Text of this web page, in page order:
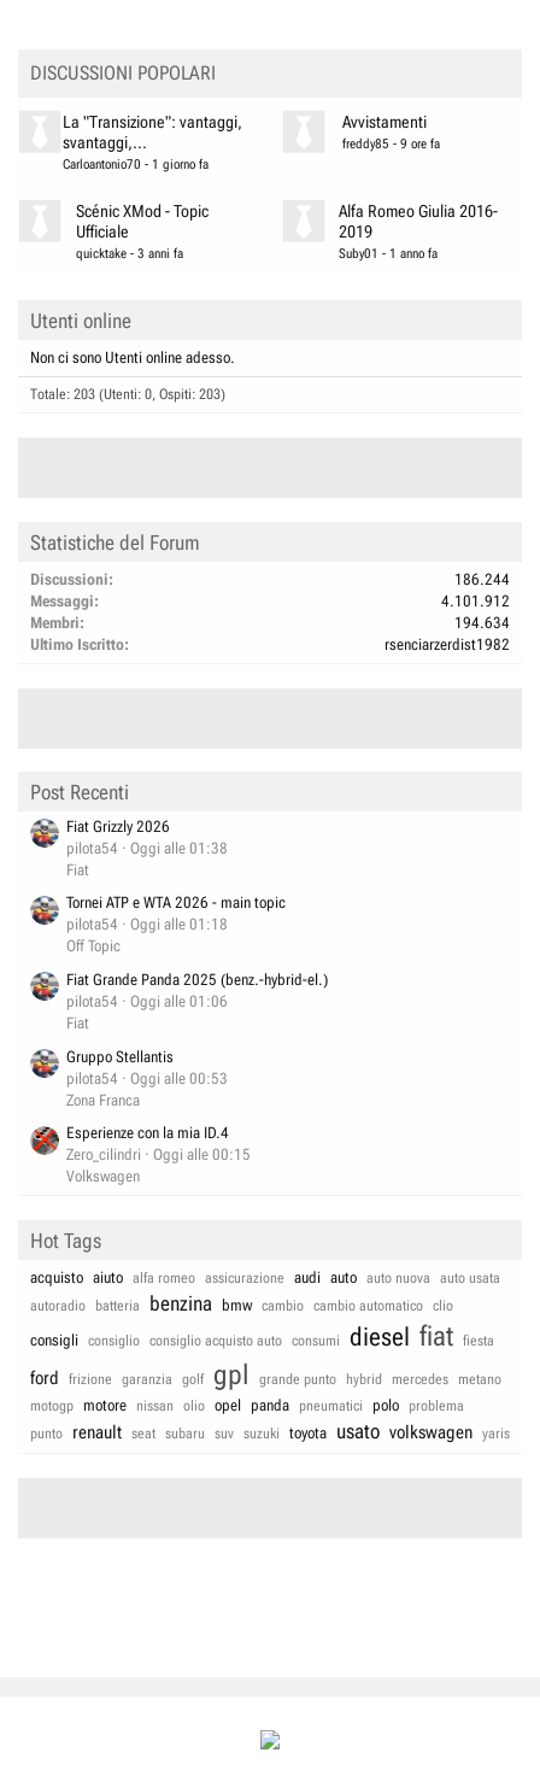
DISCUSSIONI POPOLARI
La "Transizione": vantaggi,
svantaggi,...
Carloantonio70 - 1 giorno fa
Avvistamenti
freddy85 - 9 ore fa
Scénic XMod - Topic
Ufficiale
quicktake -3 anni fa
Alfa Romeo Giulia 2016-
2019
Suby01 - 1 anno fa
Utenti online
Non ci sono Utenti online adesso.
Totale: 203 (Utenti: 0, Ospiti: 203)
Statistiche del Forum
Discussioni
186.244
Messaggi
4.101.912
Membri
194.634
Ultimo Iscritto
rsenciarzerdist1982
Post Recenti
Fiat Grizzly 2026
pilota54
Oggi alle 01:38
Fiat
Tornei ATP e WTA 2026 - main topic
pilota54
Oggi alle 01:18
Off Topic
Fiat Grande Panda 2025 (benz.-hybrid-el.)
pilota54
Oggi alle 01:06
Fiat
Gruppo Stellantis
pilota54
Oggi alle 00:53
Zona Franca
Esperienze con la mia ID.4
Zero_cilindri
Oggi alle 00:15
Volkswagen
Hot Tags
acquisto aiuto alfa romeo assicurazione audi auto auto nuova
auto usata
autoradio
batteria benzina bmw cambio cambio automatico clio
consigli consiglio consiglio acquisto auto consumi diesel fiat fiesta
ford frizione garanzia golf gpl grande punto hybrid mercedes
metano
motogp
motore nissan olio opel panda pneumatici polo
problema
punto
renault seat subaru suv suzuki toyota usato volkswagen yaris